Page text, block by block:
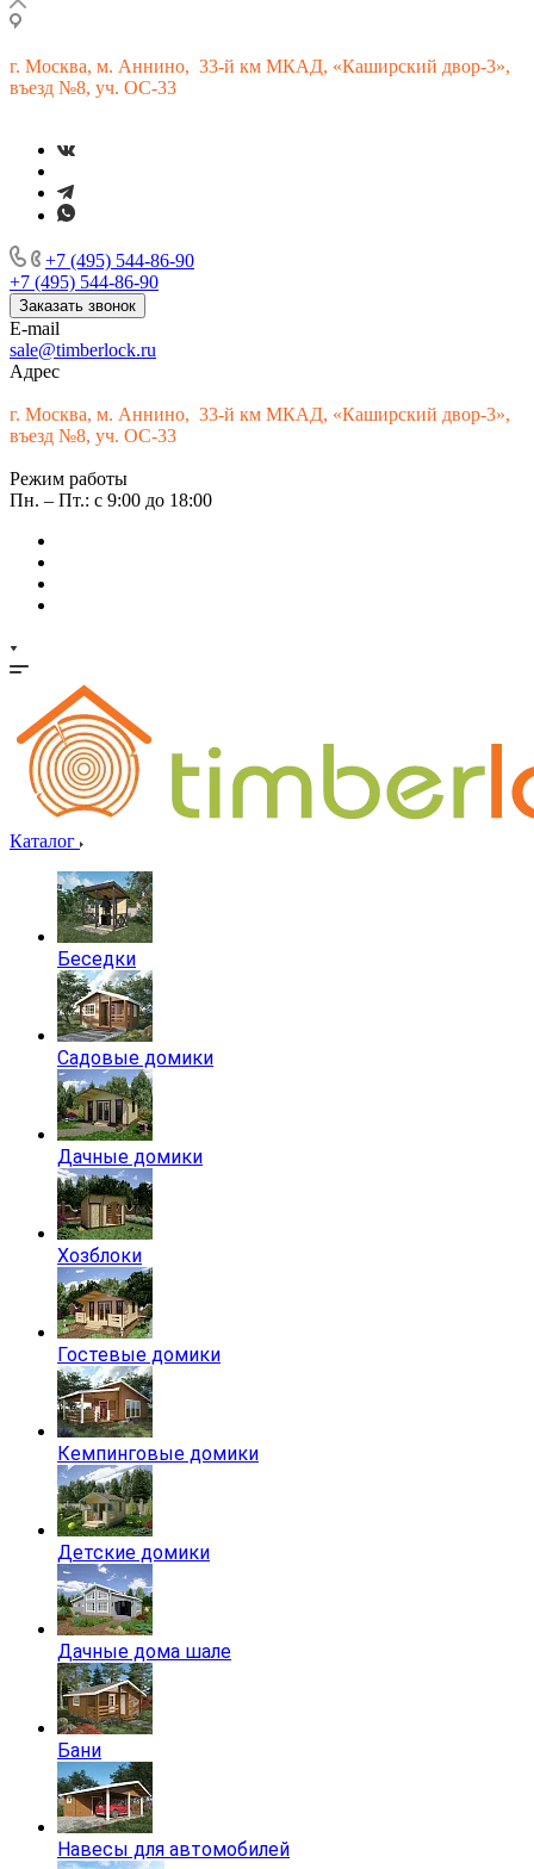
г. Москва, м. Аннино, 33-й км МКАД, «Каширский двор-3»,
въезд №8, уч. ОС-33
+7 (495) 544-86-90
+7 (495) 544-86-90
Заказать звонок
E-mail
sale@timberlock.ru
Адрес
г. Москва, м. Аннино, 33-й км МКАД, «Каширский двор-3»,
въезд №8, уч. ОС-33
Режим работы
Пн. – Пт.: с 9:00 до 18:00
Каталог
Беседки
Садовые домики
Дачные домики
Хозблоки
Гостевые домики
Кемпинговые домики
Детские домики
Дачные дома шале
Бани
Навесы для автомобилей